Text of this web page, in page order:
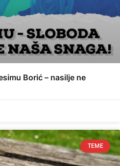
Borić – nasilje ne
TEME